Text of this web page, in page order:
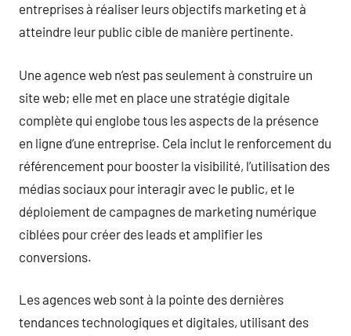
entreprises à réaliser leurs objectifs marketing et à
atteindre leur public cible de manière pertinente.
Une agence web n’est pas seulement à construire un
site web; elle met en place une stratégie digitale
complète qui englobe tous les aspects de la présence
en ligne d’une entreprise. Cela inclut le renforcement du
référencement pour booster la visibilité, l’utilisation des
médias sociaux pour interagir avec le public, et le
déploiement de campagnes de marketing numérique
ciblées pour créer des leads et amplifier les
conversions.
Les agences web sont à la pointe des dernières
tendances technologiques et digitales, utilisant des